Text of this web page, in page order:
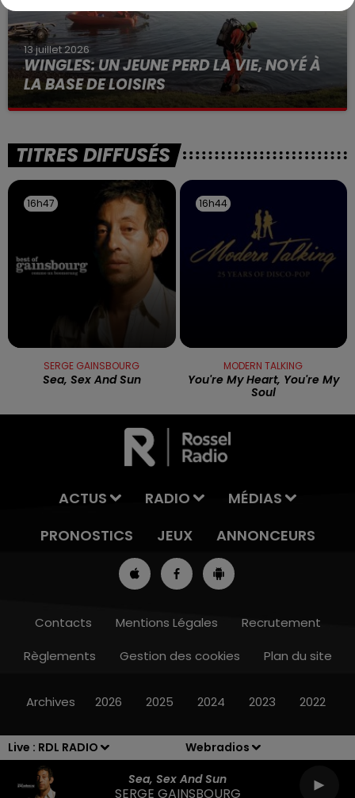
Live : RDL RADIO
Webradios
Sea, Sex And Sun
SERGE GAINSBOURG
7h00 - 10h00
13 juillet 2026
WINGLES: UN JEUNE PERD LA VIE, NOYÉ À
LA BASE DE LOISIRS
La victime a coulé à pic
TITRES DIFFUSÉS
16h47
16h47
SERGE GAINSBOURG
Sea, Sex And Sun
16h44
16h44
MODERN TALKING
You're My Heart, You're My
Soul
ACTUS RADIO
MÉDIAS
PRONOSTICS
JEUX ANNONCEURS
Contacts Mentions Légales
Recrutement
Règlements
Gestion des cookies Plan du site
Archives 2026 2025 2024 2023 2022